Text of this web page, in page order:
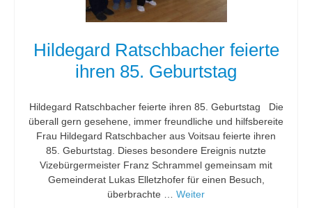
Hildegard Ratschbacher feierte
ihren 85. Geburtstag
Hildegard Ratschbacher feierte ihren 85. Geburtstag Die
überall gern gesehene, immer freundliche und hilfsbereite
Frau Hildegard Ratschbacher aus Voitsau feierte ihren
85. Geburtstag. Dieses besondere Ereignis nutzte
Vizebürgermeister Franz Schrammel gemeinsam mit
Gemeinderat Lukas Elletzhofer für einen Besuch,
überbrachte … Weiter